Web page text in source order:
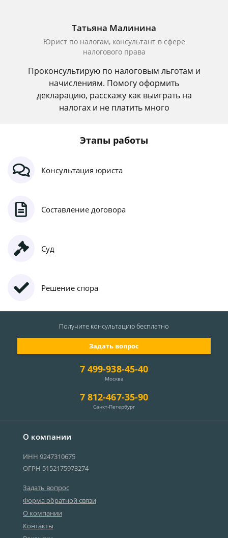
Татьяна Малинина
Юрист по налогам, консультант в сфере
налогового права
Проконсультирую по налоговым льготам и
начислениям. Помогу оформить
декларацию, расскажу как выиграть на
налогах и не платить много
Этапы работы
Консультация юриста
Составление договора
Суд
Решение спора
О компании
ИНН 9247310675
ОГРН 5152175973274
Задать вопрос
Форма обратной связи
О компании
Контакты
7 499-938-45-40
Москва
7 812-467-35-90
Санкт-Петербург
Задать вопрос
Получите консультациюбесплатно